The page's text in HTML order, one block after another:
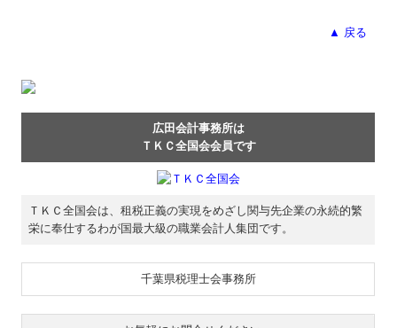
広田会計事務所は
ＴＫＣ全国会会員です
ＴＫＣ全国会は、租税正義の実現をめざし関与先企業の永続的繁
栄に奉仕するわが国最大級の職業会計人集団です。
千葉県税理士会事務所
▲ 戻る